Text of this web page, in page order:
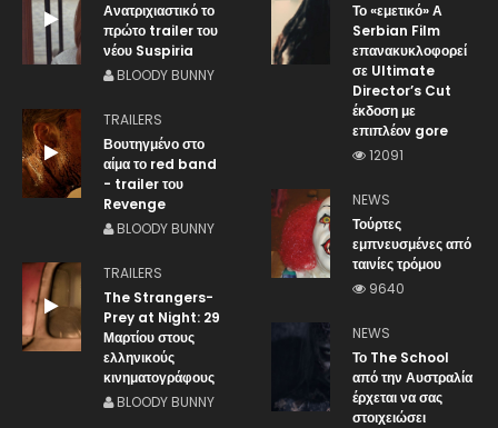
Ανατριχιαστικό το
πρώτο trailer του
νέου Suspiria
BLOODY BUNNY
TRAILERS
Βουτηγμένο στο
αίμα το red band
- trailer του
Revenge
BLOODY BUNNY
TRAILERS
The Strangers-
Prey at Night: 29
Μαρτίου στους
ελληνικούς
κινηματογράφους
BLOODY BUNNY
Το «εμετικό» Α
Serbian Film
επανακυκλοφορεί
σε Ultimate
Director’s Cut
έκδοση με
επιπλέον gore
12091
NEWS
Τούρτες
εμπνευσμένες από
ταινίες τρόμου
9640
NEWS
Το The School
από την Αυστραλία
έρχεται να σας
στοιχειώσει